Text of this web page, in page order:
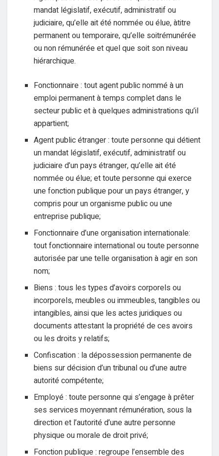
mandat législatif, exécutif, administratif ou
judiciaire, qu’elle ait été nommée ou élue, àtitre
permanent ou temporaire, qu’elle soitrémunérée
ou non rémunérée et quel que soit son niveau
hiérarchique.
Fonctionnaire : tout agent public nommé à un
emploi permanent à temps complet dans le
secteur public et à quelques administrations qu’il
appartient;
Agent public étranger : toute personne qui détient
un mandat législatif, exécutif, administratif ou
judiciaire d’un pays étranger, qu’elle ait été
nommée ou élue; et toute personne qui exerce
une fonction publique pour un pays étranger, y
compris pour un organisme public ou une
entreprise publique;
Fonctionnaire d’une organisation internationale:
tout fonctionnaire international ou toute personne
autorisée par une telle organisation à agir en son
nom;
Biens : tous les types d’avoirs corporels ou
incorporels, meubles ou immeubles, tangibles ou
intangibles, ainsi que les actes juridiques ou
documents attestant la propriété de ces avoirs
ou les droits y relatifs;
Confiscation : la dépossession permanente de
biens sur décision d’un tribunal ou d’une autre
autorité compétente;
Employé : toute personne qui s’engage à prêter
ses services moyennant rémunération, sous la
direction et l’autorité d’une autre personne
physique ou morale de droit privé;
Fonction publique : regroupe l’ensemble des